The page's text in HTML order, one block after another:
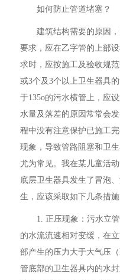
如何防止管道堵塞？
建筑结构需要的原因
要求，应在乙字管的上部
求时，应按施工及验收规
或3个及3个以上卫生器具
于135o的污水横管上，应
水量及落差的原因常常会
程中没有注意保护已施工
现象，导致管路阻塞和卫
尤为常见。我在某儿童活
底层卫生器具发生了冒泡
生，应该采取如下几条措施
1. 正压现象：污水立
的水流流速相对变缓，在
部产生的压力大于大气压
管底部的卫生器具内的水